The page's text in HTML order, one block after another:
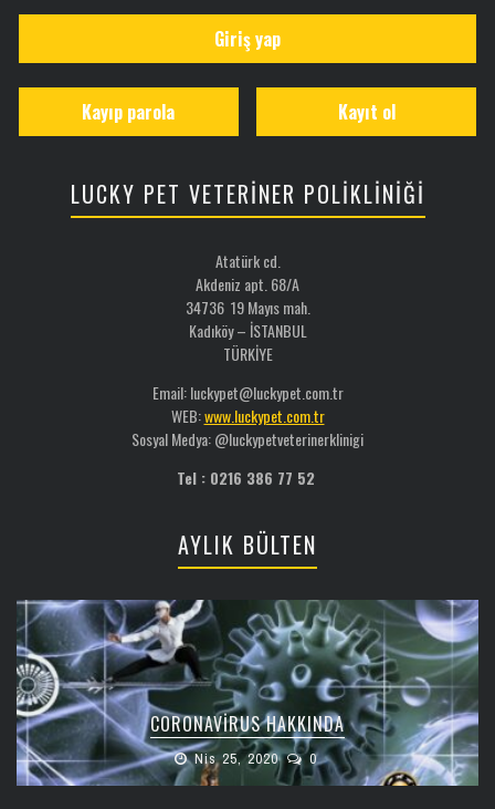
Giriş yap
Kayıt ol
Kayıp parola
LUCKY PET VETERİNER POLİKLİNİĞİ
Atatürk cd.
Akdeniz apt. 68/A
34736 19 Mayıs mah.
Kadıköy – İSTANBUL
TÜRKİYE
Email: luckypet@luckypet.com.tr
WEB:www.luckypet.com.tr
Sosyal Medya: @luckypetveterinerklinigi
Tel : 0216 386 77 52
AYLIK BÜLTEN
CORONAVIRUS HAKKINDA
Nis 25, 2020 0